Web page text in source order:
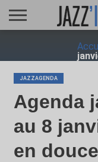
JAZZ
JAZZAGENDA
Agenda
au 8
en